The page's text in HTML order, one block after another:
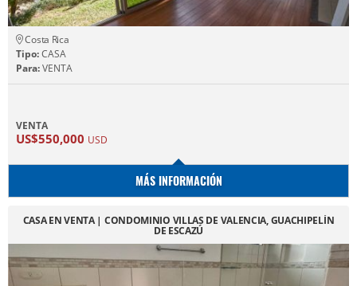
Costa Rica
Tipo:CASA
Para:VENTA
VENTA
US$550,000 USD
MÁS INFORMACIÓN
CASA EN VENTA | CONDOMINIO VILLAS DE VALENCIA, GUACHIPELÍN
DE ESCAZÚ